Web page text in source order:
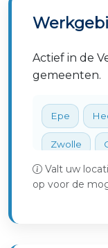
Actief in de
gemeenten.
Epe
Zwolle
Nunspeet
Valt uw
op voor de